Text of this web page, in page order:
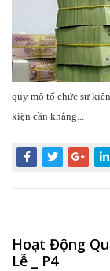
quy mô tổ chức sự
kiện cần khẳng...
Hoạt Động
Lễ _ P4